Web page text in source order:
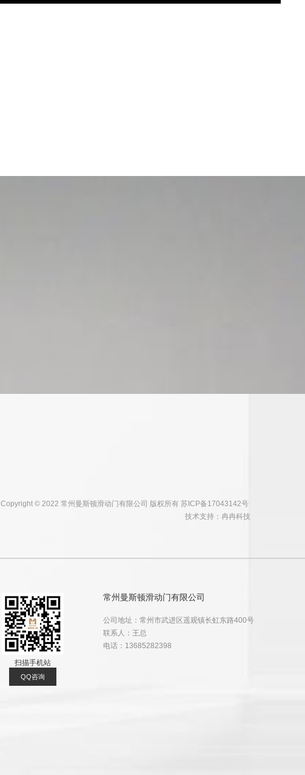
Copyright © 2022 常州曼斯顿滑动门有限公司 版权所有 苏ICP备17043142号
技术支持： 冉冉科技
扫描手机站
QQ咨询
常州曼斯顿滑动门有限公司
公司地址：常州市武进区遥观镇长虹东路400号
联系人：王总
电话：13685282398